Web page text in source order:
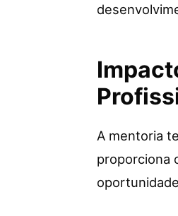
A mentoria
proporciona